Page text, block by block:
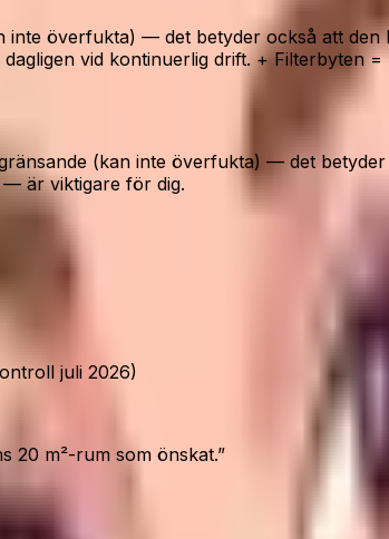
inte överfukta) — det betyder också att
vid kontinuerlig drift. + Filterbyten =
(kan inte överfukta) — det
är viktigare för dig.
juli 2026)
20 m²-rum som önskat.”